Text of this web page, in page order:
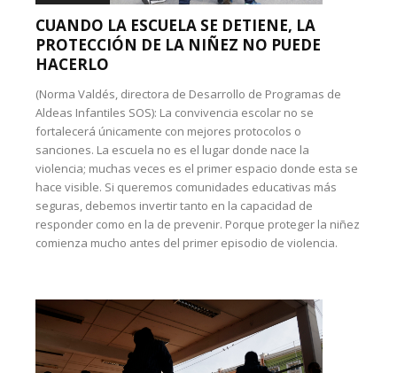
CUANDO LA ESCUELA SE DETIENE, LA
PROTECCIÓN DE LA NIÑEZ NO PUEDE
HACERLO
(Norma Valdés, directora de Desarrollo de Programas de
Aldeas Infantiles SOS): La convivencia escolar no se
fortalecerá únicamente con mejores protocolos o
sanciones. La escuela no es el lugar donde nace la
violencia; muchas veces es el primer espacio donde esta se
hace visible. Si queremos comunidades educativas más
seguras, debemos invertir tanto en la capacidad de
responder como en la de prevenir. Porque proteger la niñez
comienza mucho antes del primer episodio de violencia.